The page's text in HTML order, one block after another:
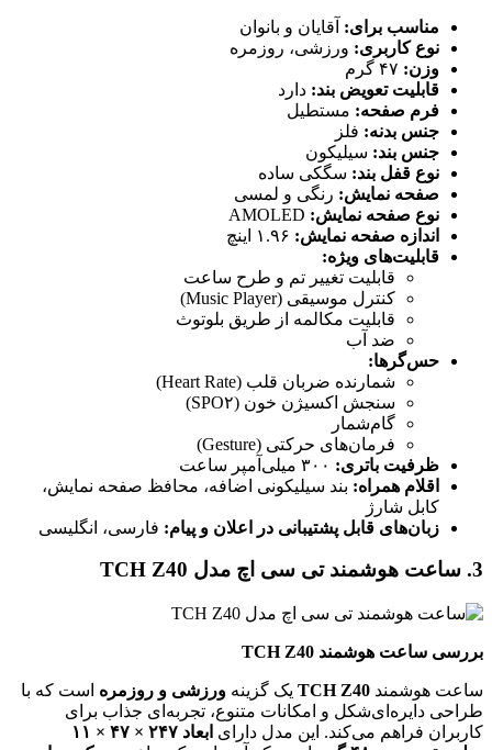
مناسب برای: آقایان و بانوان
نوع کاربری: ورزشی، روزمره
وزن:
قابلیت تعویض بند: دارد
فرم صفحه: مستطیل
جنس بدنه: فلز
جنس بند: سیلیکون
نوع قفل بند: سگکی ساده
صفحه نمایش: رنگی و لمسی
نوع صفحه نمایش:
اندازه صفحه نمایش:
قابلیت‌های ویژه:
قابلیت تغییر تم و طرح ساعت
کنترل موسیقی (Music Player)
قابلیت مکالمه از طریق بلوتوث
ضد آب
حس‌گرها:
شمارنده ضربان قلب (Heart Rate)
سنجش اکسیژن خون (SPO۲)
گام‌شمار
فرمان‌های حرکتی (Gesture)
ظرفیت باتری:
اقلام همراه: بند سیلیکونی اضافه، محافظ صفحه نمایش،
کابل شارژ
زبان‌های قابل پشتیبانی در اعلان و پیام: فارسی، انگلیسی
3. ساعت هوشمند تی سی اچ مدل TCH Z40
بررسی ساعت هوشمند TCH Z40
ساعت هوشمند TCH Z40 یک گزینه ورزشی و روزمره است که با
طراحی دایره‌ای‌شکل و امکانات متنوع، تجربه‌ای جذاب برای
کاربران فراهم می‌کند. این مدل دارای
ابعاد ۲۴۷ × ۴۷ × ۱۱